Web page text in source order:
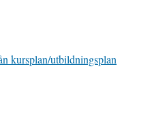
kursplan/utbildningsplan